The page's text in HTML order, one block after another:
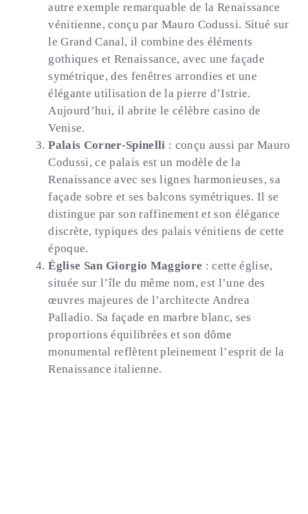
autre exemple remarquable de la Renaissance
vénitienne, conçu par Mauro Codussi. Situé sur
le Grand Canal, il combine des éléments
gothiques et Renaissance, avec une façade
symétrique, des fenêtres arrondies et une
élégante utilisation de la pierre d’Istrie.
Aujourd’hui, il abrite le célèbre casino de
Venise.
Palais Corner-Spinelli : conçu aussi par Mauro
Codussi, ce palais est un modèle de la
Renaissance avec ses lignes harmonieuses, sa
façade sobre et ses balcons symétriques. Il se
distingue par son raffinement et son élégance
discrète, typiques des palais vénitiens de cette
époque.
Église San Giorgio Maggiore : cette église,
située sur l’île du même nom, est l’une des
œuvres majeures de l’architecte Andrea
Palladio. Sa façade en marbre blanc, ses
proportions équilibrées et son dôme
monumental reflètent pleinement l’esprit de la
Renaissance italienne.